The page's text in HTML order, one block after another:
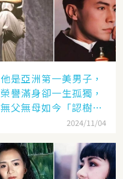
他是亞洲第一美男子，
榮譽滿身卻一生孤獨，
無父無母如今「認樹為
祖父母」：太凄涼2024/11/04